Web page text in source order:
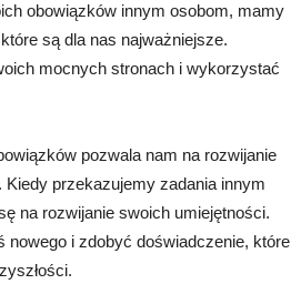
obowiązków innym osobom, mamy
są dla nas najważniejsze.
mocnych stronach i wykorzystać
pozwala nam na rozwijanie
Kiedy przekazujemy zadania innym
na rozwijanie swoich umiejętności.
nowego i zdobyć doświadczenie, które